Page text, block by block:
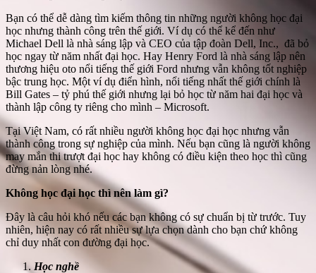
Bạn có thể dễ dàng tìm kiếm thông tin những người không học đại
học nhưng thành công trên thế giới. Ví dụ có thể kể đến như
Michael Dell là nhà sáng lập và CEO của tập đoàn Dell, Inc., đã bỏ
học ngay từ năm nhất đại học. Hay Henry Ford là nhà sáng lập nên
thương hiệu oto nổi tiếng thế giới Ford nhưng vẫn không tốt nghiệp
bậc trung học. Một ví dụ điển hình, nổi tiếng nhất thế giới chính là
Bill Gates – tỷ phú thế giới nhưng lại bỏ học từ năm hai đại học và
thành lập công ty riêng cho mình – Microsoft.
Tại Việt Nam, có rất nhiều người không học đại học nhưng vẫn
thành công trong sự nghiệp của mình. Nếu bạn cũng là người không
may mắn thi trượt đại học hay không có điều kiện theo học thì cũng
đừng nản lòng nhé.
Không học đại học thì nên làm gì?
Đây là câu hỏi khó nếu các bạn không có sự chuẩn bị từ trước. Tuy
nhiên, hiện nay có rất nhiều sự lựa chọn dành cho bạn chứ không
chỉ duy nhất con đường đại học.
Học nghề